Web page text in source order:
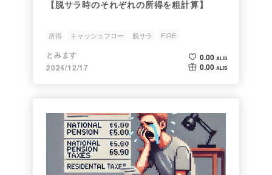
【脱サラ時のそれぞれの所得を粗計算】
所得 キャッシュフロー 脱サラ FIRE
とみます
2024/12/17
0.00 ALIS
0.00 ALIS